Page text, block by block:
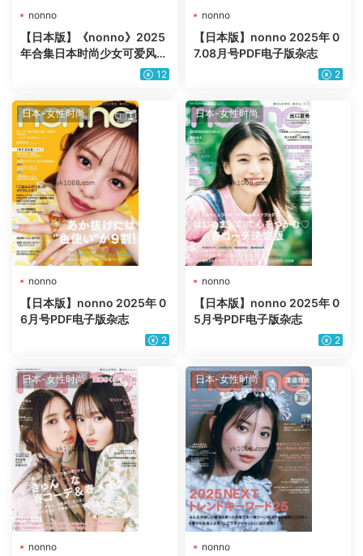
nonno
【日本版】《nonno》2025
年合集日本时尚少女可爱风服
饰装饰穿搭潮流pdf杂志（年
12
nonno
【日本版】nonno 2025年 0
7.08月号PDF电子版杂志
2
日本-女性时尚
nonno
【日本版】nonno 2025年 0
6月号PDF电子版杂志
2
日本-女性时尚
nonno
【日本版】nonno 2025年 0
5月号PDF电子版杂志
2
日本-女性时尚
nonno
日本-女性时尚
nonno